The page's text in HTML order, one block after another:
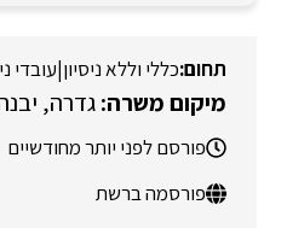
כללי וללא ניסיון|עובדי
גדרה
פורסם לפני יותר מחודשיים
פורסמה ברשת